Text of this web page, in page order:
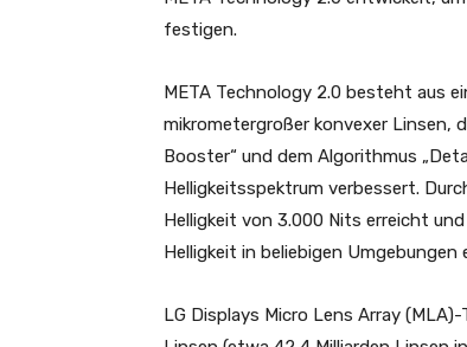
festigen.
META Technology 2.0 besteht aus
mikrometergroßer konvexer Linsen,
Booster“ und dem Algorithmus
Helligkeitsspektrum verbessert.
Helligkeit von 3.000 Nits erreicht
Helligkeit in beliebigen Umgebungen
LG Displays Micro Lens Array